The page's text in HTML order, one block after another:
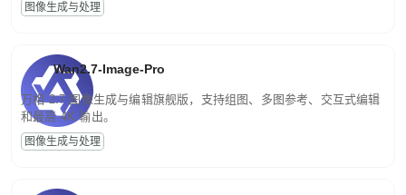
图像生成与处理
Wan2.7-Image-Pro
万相 2.7 图像生成与编辑旗舰版，支持组图、多图参考、交互式编辑
和最高 4K 输出。
图像生成与处理